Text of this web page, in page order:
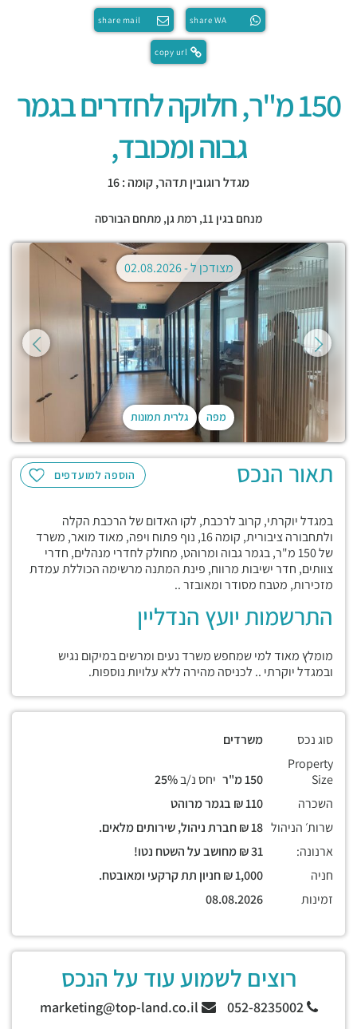
share WA
share mail
copy url
150 מ"ר, חלוקה לחדרים בגמר
גבוה ומכובד,
מגדל רוגובין תדהר, קומה : 16
מנחם בגין 11, רמת גן, מתחם הבורסה
מפה גלרית תמונות
מצודכן ל -02.08.2026
הוספה למועדפים תאור הנכס
במגדל יוקרתי, קרוב לרכבת, לקו האדום של הרכבת הקלה
ולתחבורה ציבורית, קומה 16, נוף פתוח ויפה, מאוד מואר, משרד
של 150 מ"ר, בגמר גבוה ומרוהט, מחולק לחדרי מנהלים, חדרי
צוותים, חדר ישיבות מרווח, פינת המתנה מרשימה הכוללת עמדת
מזכירות, מטבח מסודר ומאובזר ..
התרשמות יועץ הנדליין
מומלץ מאוד למי שמחפש משרד נעים ומרשים במיקום נגיש
ובמגדל יוקרתי .. לכניסה מהירה ללא עלויות נוספות.
סוג נכס
משרדים
Property
Size
יחס נ/ב
השכרה
שרות׳ הניהול
ארנונה:
חניה
זמינות
רוצים לשמוע עוד על הנכס
052-8235002